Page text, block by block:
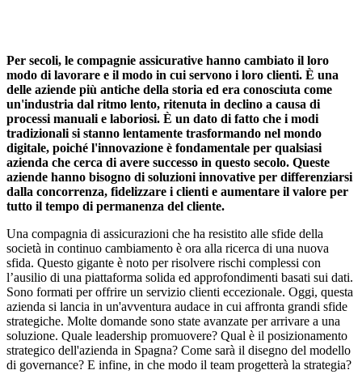
Per secoli, le compagnie assicurative hanno cambiato il loro
modo di lavorare e il modo in cui servono i loro clienti. È una
delle aziende più antiche della storia ed era conosciuta come
un'industria dal ritmo lento, ritenuta in declino a causa di
processi manuali e laboriosi. È un dato di fatto che i modi
tradizionali si stanno lentamente trasformando nel mondo
digitale, poiché l'innovazione è fondamentale per qualsiasi
azienda che cerca di avere successo in questo secolo. Queste
aziende hanno bisogno di soluzioni innovative per differenziarsi
dalla concorrenza, fidelizzare i clienti e aumentare il valore per
tutto il tempo di permanenza del cliente.
Una compagnia di assicurazioni che ha resistito alle sfide della
società in continuo cambiamento è ora alla ricerca di una nuova
sfida. Questo gigante è noto per risolvere rischi complessi con
l’ausilio di una piattaforma solida ed approfondimenti basati sui dati.
Sono formati per offrire un servizio clienti eccezionale. Oggi, questa
azienda si lancia in un'avventura audace in cui affronta grandi sfide
strategiche. Molte domande sono state avanzate per arrivare a una
soluzione. Quale leadership promuovere? Qual è il posizionamento
strategico dell'azienda in Spagna? Come sarà il disegno del modello
di governance? E infine, in che modo il team progetterà la strategia?